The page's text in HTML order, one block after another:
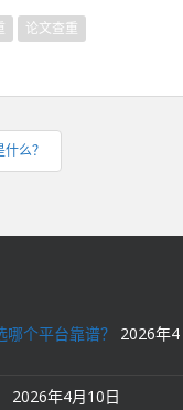
论文查重
么？
个平台靠谱？
2026年4
2026年4月10日